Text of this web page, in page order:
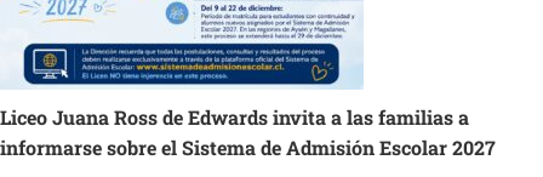
Liceo Juana Ross de Edwards invita a las familias a
informarse sobre el Sistema de Admisión Escolar 2027